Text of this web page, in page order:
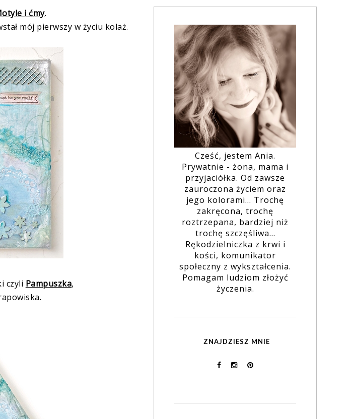
i ćmy.
mój pierwszy w życiu kolaż.
czyli Pampuszka,
Cześć, jestem Ania.
Prywatnie - żona, mama i
przyjaciółka. Od zawsze
zauroczona życiem oraz
jego kolorami... Trochę
zakręcona, trochę
roztrzepana, bardziej niż
trochę szczęśliwa...
Rękodzielniczka z krwi i
kości, komunikator
społeczny z wykształcenia.
Pomagam ludziom złożyć
życzenia.
ZNAJDZIESZ MNIE